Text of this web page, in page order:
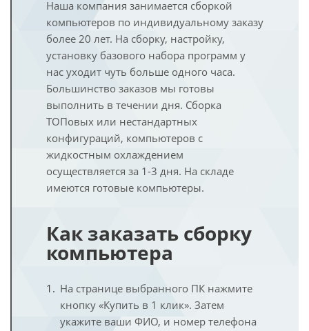
Наша компания занимается сборкой
компьютеров по индивидуальному заказу
более 20 лет. На сборку, настройку,
установку базового набора программ у
нас уходит чуть больше одного часа.
Большинство заказов мы готовы
выполнить в течении дня. Сборка
ТОПовых или нестандартных
конфигураций, компьютеров с
жидкостным охлаждением
осуществляется за 1-3 дня. На складе
имеются готовые компьютеры.
Как заказать сборку
компьютера
На странице выбранного ПК нажмите
кнопку «Купить в 1 клик». Затем
укажите ваши ФИО, и номер телефона